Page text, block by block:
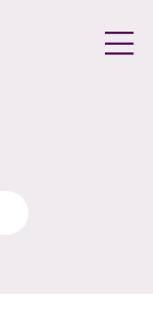
切换